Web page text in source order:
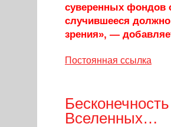
суверенных фондов
случившееся должно
зрения», —
Постоянная ссылка
Вселенных…